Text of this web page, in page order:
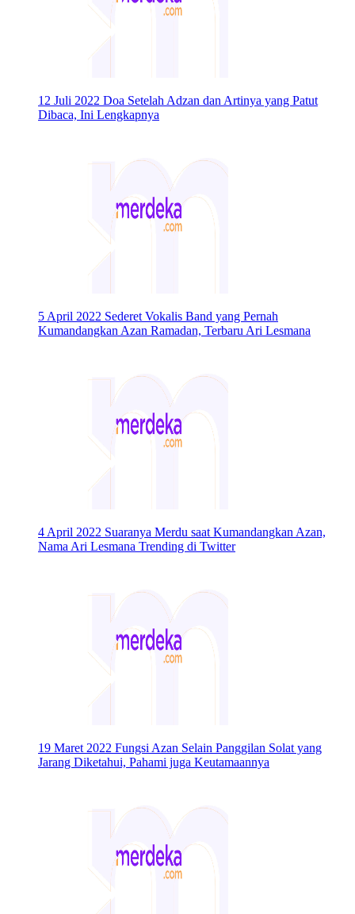
12 Juli 2022 Doa Setelah Adzan dan Artinya yang Patut
Dibaca, Ini Lengkapnya
5 April 2022 Sederet Vokalis Band yang Pernah
Kumandangkan Azan Ramadan, Terbaru Ari Lesmana
4 April 2022 Suaranya Merdu saat Kumandangkan Azan,
Nama Ari Lesmana Trending di Twitter
19 Maret 2022 Fungsi Azan Selain Panggilan Solat yang
Jarang Diketahui, Pahami juga Keutamaannya